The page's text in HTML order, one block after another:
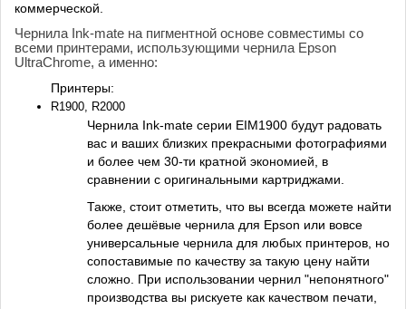
коммерческой.
Чернила Ink-mate на пигментной основе совместимы со
всеми принтерами, использующими чернила Epson
UltraChrome, а именно:
Принтеры:
R1900, R2000
Чернила Ink-mate серии EIM1900 будут радовать
вас и ваших близких прекрасными фотографиями
и более чем 30-ти кратной экономией, в
сравнении с оригинальными картриджами.
Также, стоит отметить, что вы всегда можете найти
более дешёвые чернила для Epson или вовсе
универсальные чернила для любых принтеров, но
сопоставимые по качеству за такую цену найти
сложно. При использовании чернил "непонятного"
производства вы рискуете как качеством печати,